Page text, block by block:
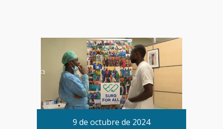
9 de octubre de 2024